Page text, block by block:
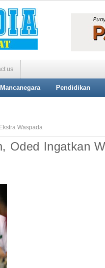
us
Mancanegara Pendidikan
Waspada
Oded Ingatkan